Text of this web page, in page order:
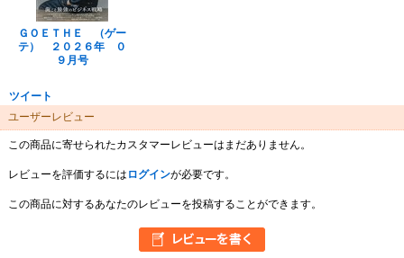
ＧＯＥＴＨＥ （ゲー
テ） ２０２６年 ０
９月号
ツイート
ユーザーレビュー
この商品に寄せられたカスタマーレビューはまだありません。
レビューを評価するには ログインが必要です。
この商品に対するあなたのレビューを投稿することができます。